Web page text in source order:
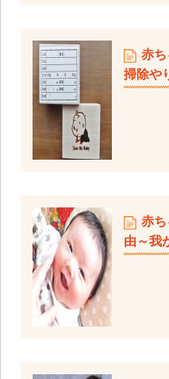
赤ち
掃除や
赤
由～我